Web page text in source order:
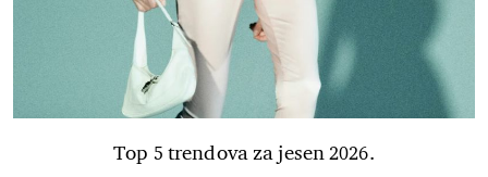
Top 5 trendova za jesen 2026.